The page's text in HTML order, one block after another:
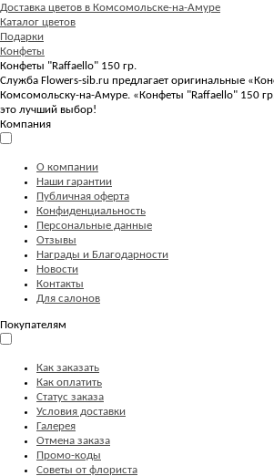
Доставка цветов в Комсомольске-на-Амуре
Каталог цветов
Подарки
Конфеты
Конфеты "Raffaello" 150 гр.
Служба Flowers-sib.ru предлагает оригинальные
Комсомольску-на-Амуре. «Конфеты "Raffaello" 150
это лучший выбор!
Компания
О компании
Наши гарантии
Публичная оферта
Конфиденциальность
Персональные данные
Отзывы
Награды и Благодарности
Новости
Контакты
Для салонов
Покупателям
Как заказать
Как оплатить
Статус заказа
Условия доставки
Галерея
Отмена заказа
Промо-коды
Советы от флориста